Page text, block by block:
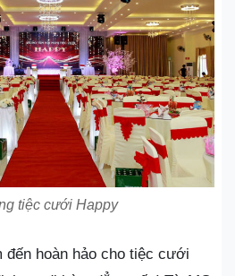
tiệc cưới Happy
hoàn hảo cho tiệc cưới